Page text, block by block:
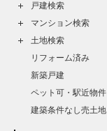
戸建検索
マンション検索
土地検索
リフォーム済み
新築戸建
ペット可・駅近物件
建築条件なし売土地